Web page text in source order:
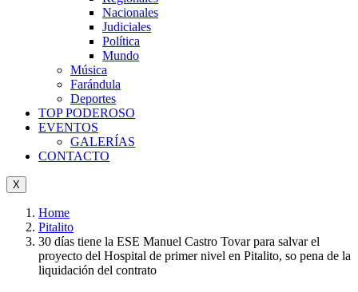
Nacionales
Judiciales
Política
Mundo
Música
Farándula
Deportes
TOP PODEROSO
EVENTOS
GALERÍAS
CONTACTO
X
Home
Pitalito
30 días tiene la ESE Manuel Castro Tovar para salvar el
proyecto del Hospital de primer nivel en Pitalito, so pena de la
liquidación del contrato